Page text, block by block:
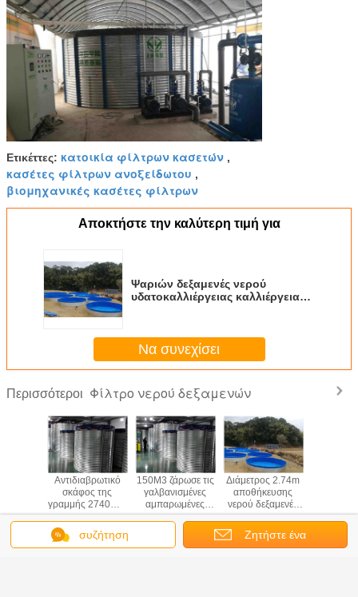
Ετικέττες: κατοικία φίλτρων κασετών ,
κασέτες φίλτρων ανοξείδωτου ,
βιομηχανικές κασέτες φίλτρων
Αποκτήστε την καλύτερη τιμή για
Ψαριών δεξαμενές νερού
υδατοκαλλιέργειας καλλιέργειας
Να συνεχίσει
Περισσότεροι Φίλτρο νερού δεξαμενών
Αντιδιαβρωτικό
σκάφος της
γραμμής 2740mm
PVC
αμπαρωμένες
χάλυβας
150M3 ζάρωσε τις
γαλβανισμένες
αμπαρωμένες
δεξαμενές νερού
χάλυβα
Διάμετρος 2.74m
αποθήκευσης
νερού δεξαμενές
νερού
υδατοκαλλιέργειας
χάλυβα
storage
συζήτηση Ζητήστε ένα
Γλώσσα αλλαγής